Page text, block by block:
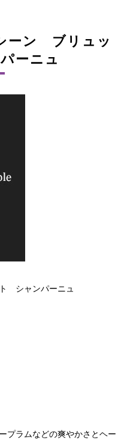
ーン ブリュッ
ーニュ
シャンパーニュ
プラムなどの爽やかさとヘー